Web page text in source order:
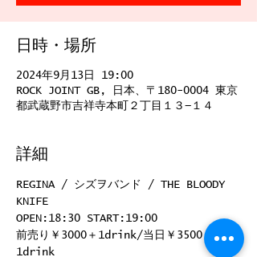
日時・場所
2024年9月13日 19:00
ROCK JOINT GB, 日本、〒180-0004 東京
都武蔵野市吉祥寺本町２丁目１３−１４
詳細
REGINA / シズヲバンド / THE BLOODY
KNIFE
OPEN:18:30 START:19:00
前売り￥3000＋1drink/当日￥3500＋
1drink